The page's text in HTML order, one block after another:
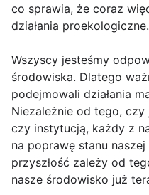
co sprawia, że coraz
działania proekologiczne.
Wszyscy jesteśmy
środowiska. Dlatego
podejmowali działania
Niezależnie od tego,
czy instytucją, każdy z
na poprawę stanu
przyszłość zależy od
nasze środowisko już